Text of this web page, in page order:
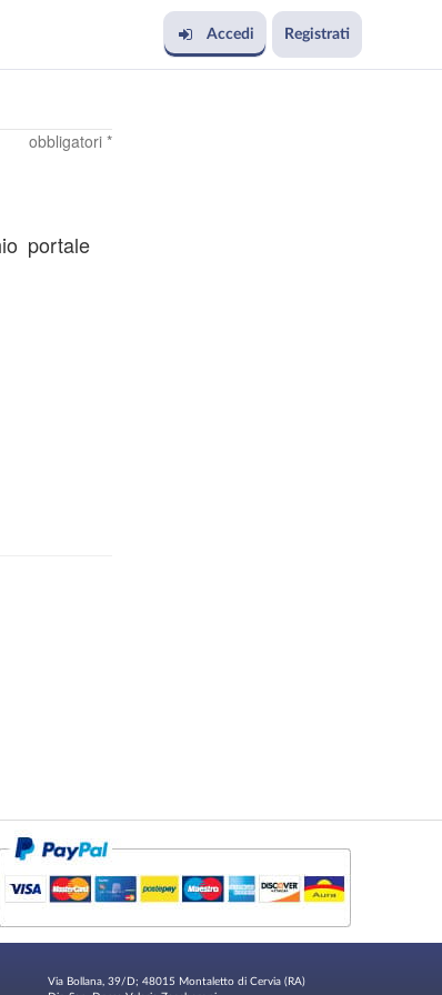
Accedi Registrati
obbligatori *
portale
Via Bollana, 39/D; 48015 Montaletto di Cervia (RA)